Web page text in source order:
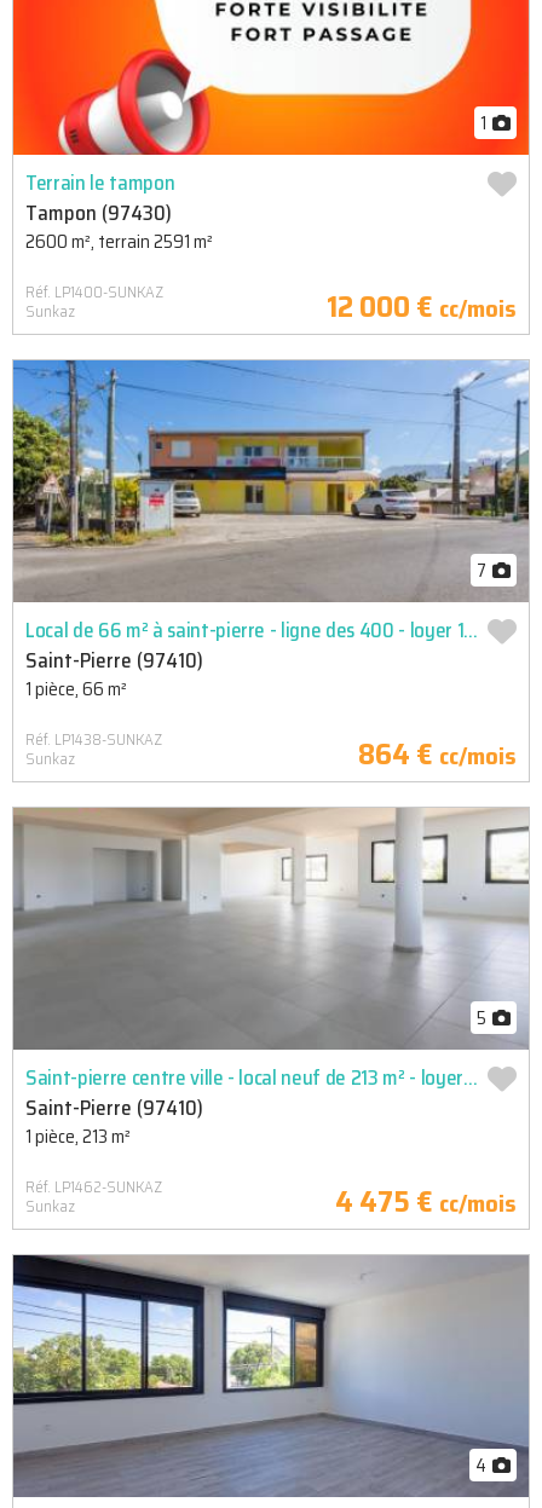
1
Terrain le tampon
Tampon (97430)
2600 m², terrain 2591 m²
Réf. LP1400-SUNKAZ
Sunkaz 12 000 € cc/mois
7
Local de 66 m² à saint-pierre - ligne des 400 - loyer 1 121,
Saint-Pierre (97410)
1 pièce, 66 m²
Réf. LP1438-SUNKAZ
Sunkaz 864 € cc/mois
5
Saint-pierre centre ville - local neuf de 213 m² - loyer 4 47
Saint-Pierre (97410)
1 pièce, 213 m²
Réf. LP1462-SUNKAZ
Sunkaz 4 475 € cc/mois
4